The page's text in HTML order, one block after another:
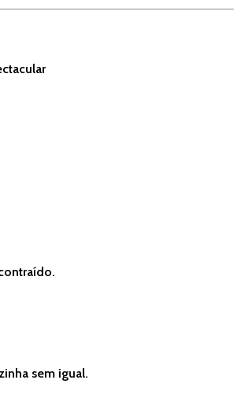
sem igual.